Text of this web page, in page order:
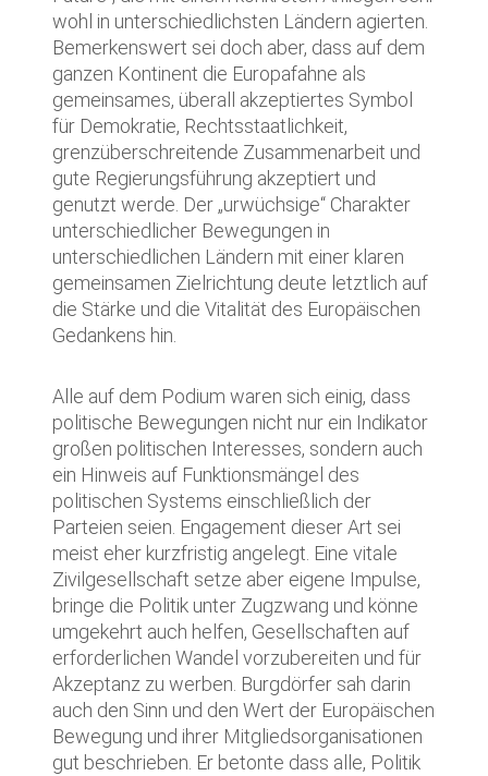
wohl in unterschiedlichsten Ländern agierten.
Bemerkenswert sei doch aber, dass auf dem
ganzen Kontinent die Europafahne als
gemeinsames, überall akzeptiertes Symbol
für Demokratie, Rechtsstaatlichkeit,
grenzüberschreitende Zusammenarbeit und
gute Regierungsführung akzeptiert und
genutzt werde. Der „urwüchsige“ Charakter
unterschiedlicher Bewegungen in
unterschiedlichen Ländern mit einer klaren
gemeinsamen Zielrichtung deute letztlich auf
die Stärke und die Vitalität des Europäischen
Gedankens hin.
Alle auf dem Podium waren sich einig, dass
politische Bewegungen nicht nur ein Indikator
großen politischen Interesses, sondern auch
ein Hinweis auf Funktionsmängel des
politischen Systems einschließlich der
Parteien seien. Engagement dieser Art sei
meist eher kurzfristig angelegt. Eine vitale
Zivilgesellschaft setze aber eigene Impulse,
bringe die Politik unter Zugzwang und könne
umgekehrt auch helfen, Gesellschaften auf
erforderlichen Wandel vorzubereiten und für
Akzeptanz zu werben. Burgdörfer sah darin
auch den Sinn und den Wert der Europäischen
Bewegung und ihrer Mitgliedsorganisationen
gut beschrieben. Er betonte dass alle, Politik